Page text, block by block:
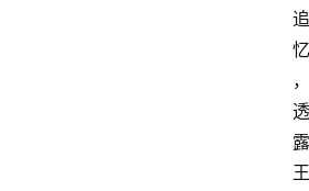
追
忆
，
透
露
王